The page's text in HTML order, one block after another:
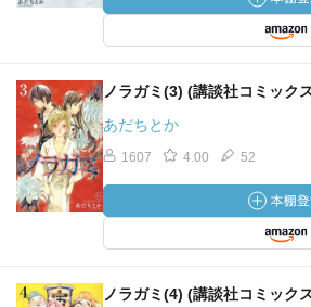
ノラガミ(3) (講談社コミック
あだちとか
1607 4.00 52
ノラガミ(4) (講談社コミック